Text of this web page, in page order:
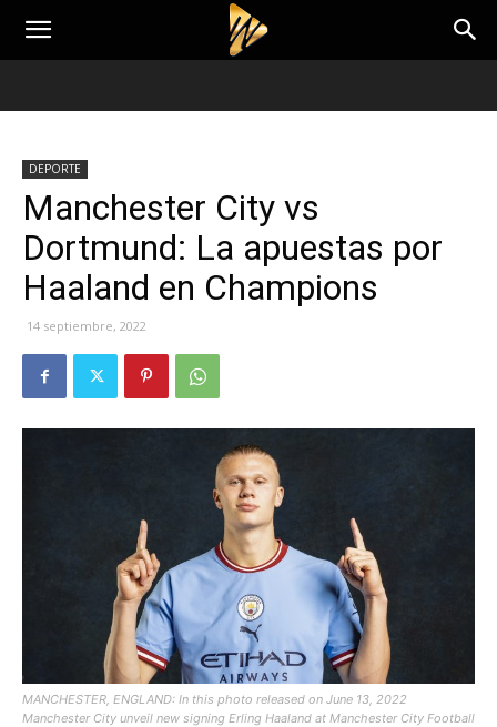
DEPORTE
Manchester City vs
Dortmund: La apuestas por
Haaland en Champions
14 septiembre, 2022
MANCHESTER, ENGLAND: In this photo released on June 13, 2022
Manchester City unveil new signing Erling Haaland at Manchester City Football